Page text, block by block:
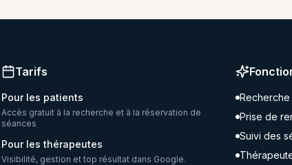
Tarifs
Pour les patients
Accès gratuit à la recherche et à la réservation de
séances
Pour les thérapeutes
Visibilité, gestion et top résultat dans Google.
Recherche
Prise de
Suivi des